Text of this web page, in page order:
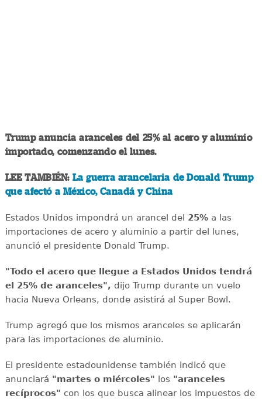
Trump anuncia aranceles del 25% al acero y aluminio
importado, comenzando el lunes.
LEE TAMBIÉN: La guerra arancelaria de Donald Trump
que afectó a México, Canadá y China
Estados Unidos impondrá un arancel del 25%a las
importaciones de acero y aluminio a partir del lunes,
anunció el presidente Donald Trump.
"Todo el acero que llegue a Estados Unidos tendrá
el 25% de aranceles", dijo Trump durante un vuelo
hacia Nueva Orleans, donde asistirá al Super Bowl.
Trump agregó que los mismos aranceles se aplicarán
para las importaciones de aluminio.
El presidente estadounidense también indicó que
anunciará "martes o miércoles" los "aranceles
recíprocos" con los que busca alinear los impuestos de